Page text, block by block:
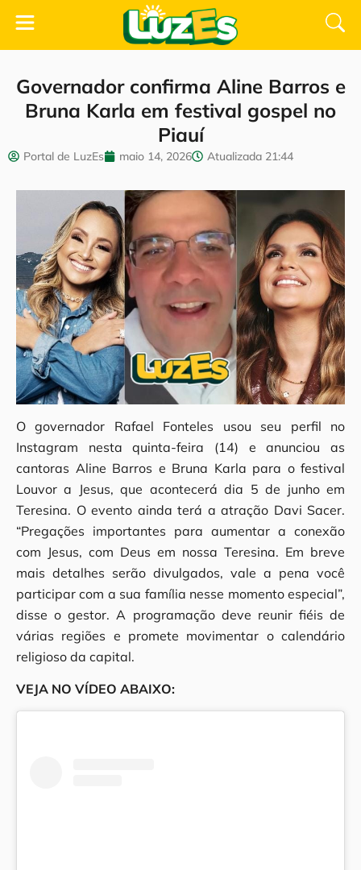
Governador confirma Aline Barros e
Bruna Karla em festival gospel no
Piauí
Portal de LuzEs maio 14, 2026 Atualizada 21:44
O governador Rafael Fonteles usou seu perfil no
Instagram nesta quinta-feira (14) e anunciou as
cantoras Aline Barros e Bruna Karla para o festival
Louvor a Jesus, que acontecerá dia 5 de junho em
Teresina. O evento ainda terá a atração Davi Sacer.
“Pregações importantes para aumentar a conexão
com Jesus, com Deus em nossa Teresina. Em breve
mais detalhes serão divulgados, vale a pena você
participar com a sua família nesse momento especial”,
disse o gestor. A programação deve reunir fiéis de
várias regiões e promete movimentar o calendário
religioso da capital.
VEJA NO VÍDEO ABAIXO: